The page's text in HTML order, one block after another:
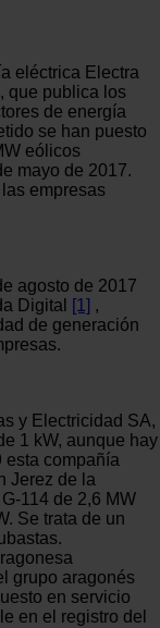
eléctrica Electra
que publica los
de energía
se han puesto
eólicos
mayo de 2017.
empresas
agosto de 2017
Digital
[1] ,
de generación
y Electricidad SA,
1 kW, aunque hay
esta compañía
Jerez de la
114 de 2,6 MW
Se trata de un
grupo aragonés
en servicio
en el registro del